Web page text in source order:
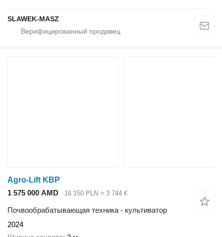
SLAWEK-MASZ
Agro-Lift KBP
1 575 000 AMD
16 150 PLN ≈ 3 744 €
Почвообрабатывающая техника - культиватор
2024